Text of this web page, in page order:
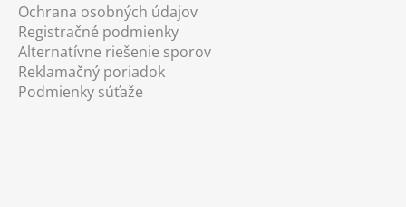
Ochrana osobných údajov
Registračné podmienky
Alternatívne riešenie sporov
Reklamačný poriadok
Podmienky súťaže